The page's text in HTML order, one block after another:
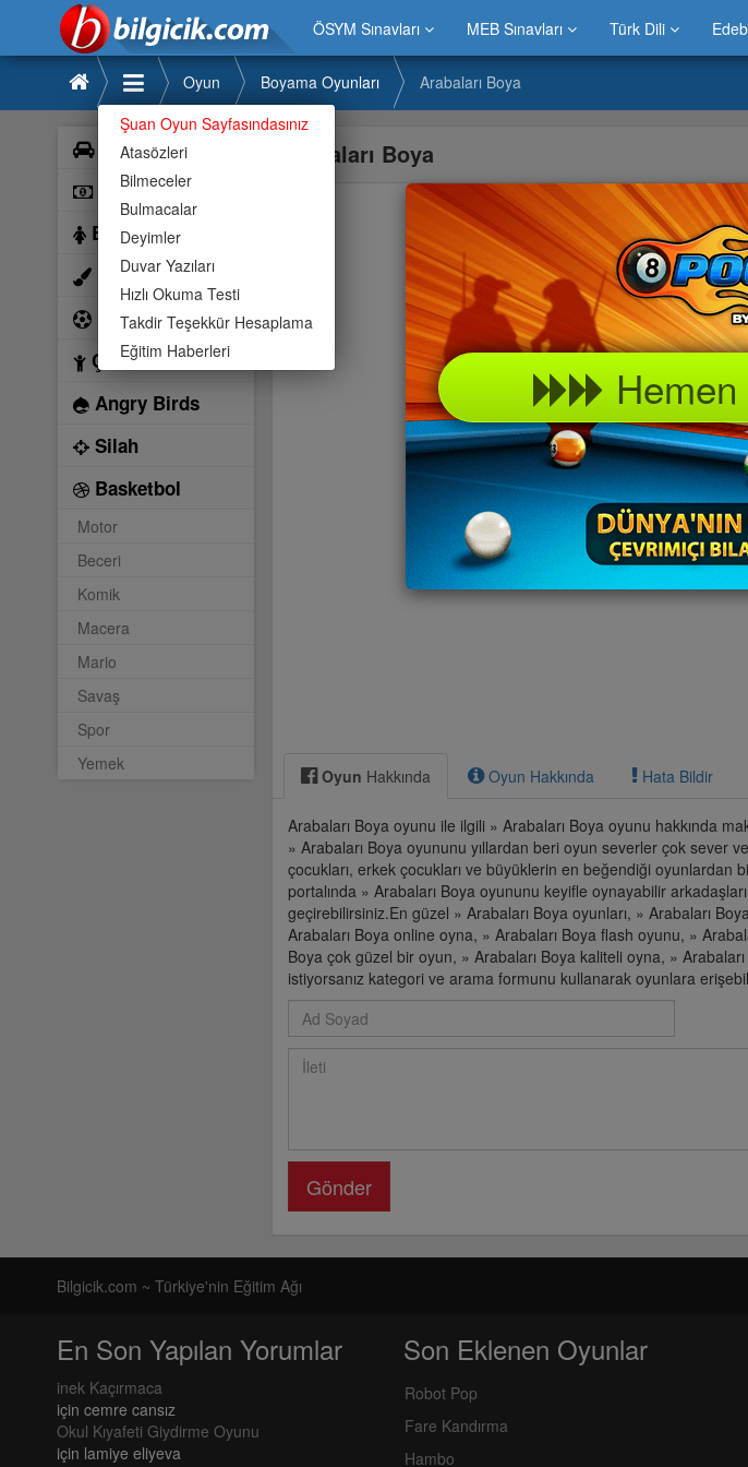
ÖSYM Sınavları MEB Sınavları Türk Dili
Şuan Oyun Sayfasındasınız
Atasözleri
Bilmeceler
Bulmacalar
Deyimler
Duvar Yazıları
Hızlı Okuma Testi
Takdir Teşekkür Hesaplama
Eğitim Haberleri
Oyun Boyama Oyunları Arabaları Boya
Araba
Bilardo
Barbie
Boyama
Futbol
Çocuk
Angry Birds
Silah
Basketbol
Motor
Beceri
Komik
Macera
Mario
Savaş
Spor
Yemek
Arabaları Boya
Oyun Hakkında Oyun Hakkında Hata Bildir
Arabaları Boya oyunu ile ilgili » Arabaları Boya oyunu hakkında
» Arabaları Boya oyununu yıllardan beri oyun severler çok sever
çocukları, erkek çocukları ve büyüklerin en beğendiği oyunlardan
portalında » Arabaları Boya oyununu keyifle oynayabilir
geçirebilirsiniz.En güzel » Arabaları Boya oyunları, » Arabaları
Arabaları Boya online oyna, » Arabaları Boya flash oyunu, »
Boya çok güzel bir oyun, » Arabaları Boya kaliteli oyna, »
istiyorsanız kategori ve arama formunu kullanarak oyunlara
Gönder
Bilgicik.com ~ Türkiye'nin Eğitim Ağı
En Son Yapılan Yorumlar
inek Kaçırmaca
için cemre cansız
Okul Kıyafeti Giydirme Oyunu
için lamiye eliyeva
Son Eklenen Oyunlar
Robot Pop
Fare Kandırma
Hambo